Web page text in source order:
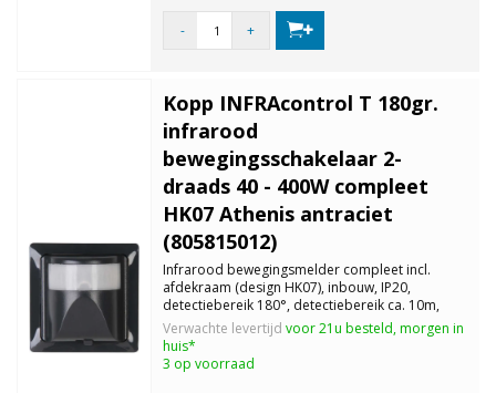
- +
Kopp INFRAcontrol T 180gr.
infrarood
bewegingsschakelaar 2-
draads 40 - 400W compleet
HK07 Athenis antraciet
(805815012)
Infrarood bewegingsmelder compleet incl.
afdekraam (design HK07), inbouw, IP20,
detectiebereik 180°, detectiebereik ca. 10m,
insteltijd 4 - 240 sec, schemerdrempel traploos
instelbaar. Belasting gloei-/halgeenlampen: 40 -
400W, niet geschikt voor LED.
Verwachte levertijd voor 21u besteld, morgen in
huis*
3 op voorraad